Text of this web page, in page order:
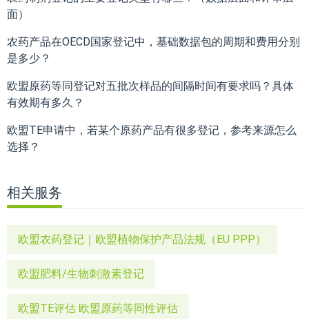
面）
农药产品在OECD国家登记中，基础数据包的周期和费用分别
是多少？
欧盟原药等同登记对五批次样品的间隔时间有要求吗？具体
有效期有多久？
欧盟TE申请中，若某个原药产品有很多登记，参考来源怎么
选择？
相关服务
欧盟农药登记｜欧盟植物保护产品法规（EU PPP）
欧盟肥料/生物刺激素登记
欧盟TE评估 欧盟原药等同性评估